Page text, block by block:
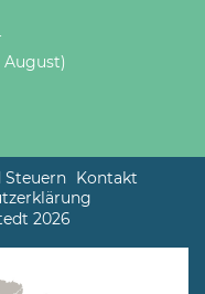
August)
Steuern Kontakt
2026